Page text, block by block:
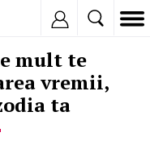
mult te
vremii,
ta